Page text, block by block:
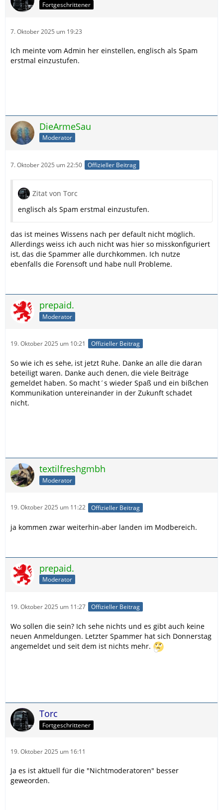
Fortgeschrittener
7. Oktober 2025 um 19:23
Ich meinte vom Admin her einstellen, englisch als Spam
erstmal einzustufen.
DieArmeSau
Moderator
7. Oktober 2025 um 22:50 Offizieller Beitrag
Zitat von Torc
englisch als Spam erstmal einzustufen.
das ist meines Wissens nach per default nicht möglich.
Allerdings weiss ich auch nicht was hier so misskonfiguriert
ist, das die Spammer alle durchkommen. Ich nutze
ebenfalls die Forensoft und habe null Probleme.
prepaid.
Moderator
19. Oktober 2025 um 10:21 Offizieller Beitrag
So wie ich es sehe, ist jetzt Ruhe. Danke an alle die daran
beteiligt waren. Danke auch denen, die viele Beiträge
gemeldet haben. So macht´s wieder Spaß und ein bißchen
Kommunikation untereinander in der Zukunft schadet
nicht.
textilfreshgmbh
Moderator
19. Oktober 2025 um 11:22 Offizieller Beitrag
ja kommen zwar weiterhin-aber landen im Modbereich.
prepaid.
Moderator
19. Oktober 2025 um 11:27 Offizieller Beitrag
Wo sollen die sein? Ich sehe nichts und es gibt auch keine
neuen Anmeldungen. Letzter Spammer hat sich Donnerstag
angemeldet und seit dem ist nichts mehr.
Torc
Fortgeschrittener
19. Oktober 2025 um 16:11
Ja es ist aktuell für die "Nichtmoderatoren" besser
geweorden.